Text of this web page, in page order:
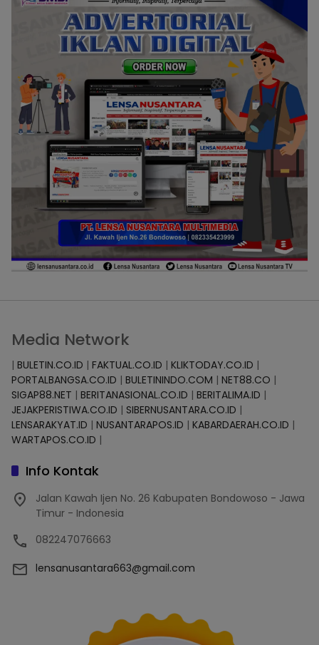
Media Network
| BULETIN.CO.ID | FAKTUAL.CO.ID | KLIKTODAY.CO.ID |
PORTALBANGSA.CO.ID | BULETININDO.COM | NET88.CO |
SIGAP88.NET | BERITANASIONAL.CO.ID | BERITALIMA.ID |
JEJAKPERISTIWA.CO.ID | SIBERNUSANTARA.CO.ID |
LENSARAKYAT.ID | NUSANTARAPOS.ID | KABARDAERAH.CO.ID |
WARTAPOS.CO.ID |
Info Kontak
Jalan Kawah Ijen No. 26 Kabupaten Bondowoso - Jawa
Timur - Indonesia
082247076663
lensanusantara663@gmail.com